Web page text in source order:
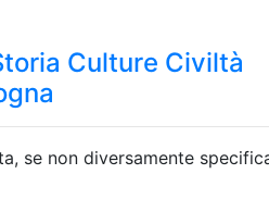
Culture Civiltà
se non diversamente